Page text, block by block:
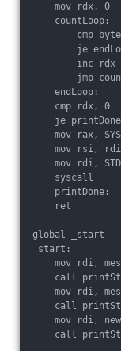
    mov rdx, 0
    countLoop:
cmp
je
        inc rdx
jmp
    endLoop:
    cmp rdx, 0
    je printDone
mov rax,
    mov rsi, rdi
mov rdi,
    syscall
    printDone:
    ret
global _start
_start:
mov rdi,
call
mov rdi,
call
mov rdi,
call